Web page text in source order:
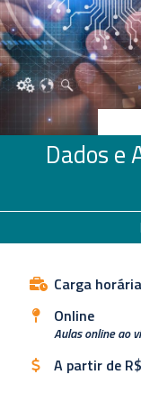
Dados e
Carga
Online
Aulas online ao
A partir de